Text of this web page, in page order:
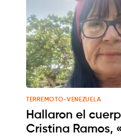
TERREMOTO-VENEZUELA
Hallaron el
Cristina Ramos,